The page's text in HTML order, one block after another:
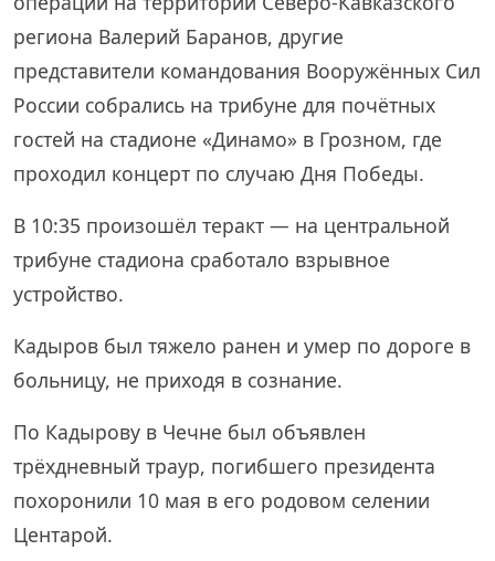
региона Валерий Баранов, другие
представители командования Вооружённых Сил
России собрались на трибуне для почётных
гостей на стадионе «Динамо» в Грозном, где
проходил концерт по случаю Дня Победы.
В 10:35 произошёл теракт — на центральной
трибуне стадиона сработало взрывное
устройство.
Кадыров был тяжело ранен и умер по дороге в
больницу, не приходя в сознание.
По Кадырову в Чечне был объявлен
трёхдневный траур, погибшего президента
похоронили 10 мая в его родовом селении
Центарой.